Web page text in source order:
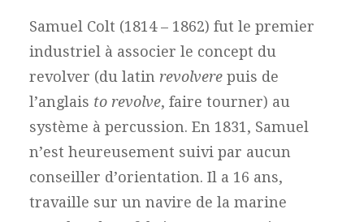
Samuel Colt (1814 – 1862) fut le premier
industriel à associer le concept du
revolver (du latin revolvere puis de
l’anglais to revolve, faire tourner) au
système à percussion. En 1831, Samuel
n’est heureusement suivi par aucun
conseiller d’orientation. Il a 16 ans,
travaille sur un navire de la marine